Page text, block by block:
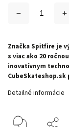
Značka Spitfire je
s viac ako 20
inovatívnym
Detailné informácie